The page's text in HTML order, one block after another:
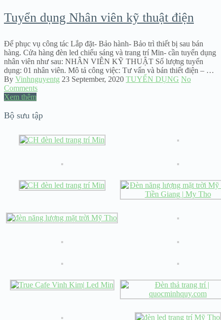
Tuyển dụng Nhân viên kỹ thuật điện
Để phục vụ công tác Lắp đặt- Bảo hành- Bảo trì thiết bị sau bán
hàng. Cửa hàng đèn led chiếu sáng và trang trí Min- cần tuyển dụng
nhân viên như sau: NHÂN VIÊN KỸ THUẬT Số lượng tuyển
dụng: 01 nhân viên. Mô tả công việc: Tư vấn và bán thiết điện – …
By Vinhnguyentg 23 September, 2020 TUYỂN DỤNG No
Comments
Xem thêm
Bộ sưu tập